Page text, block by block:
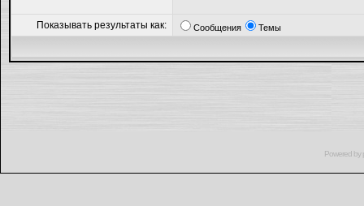
Показывать результаты как: Сообщения Темы
Powered by